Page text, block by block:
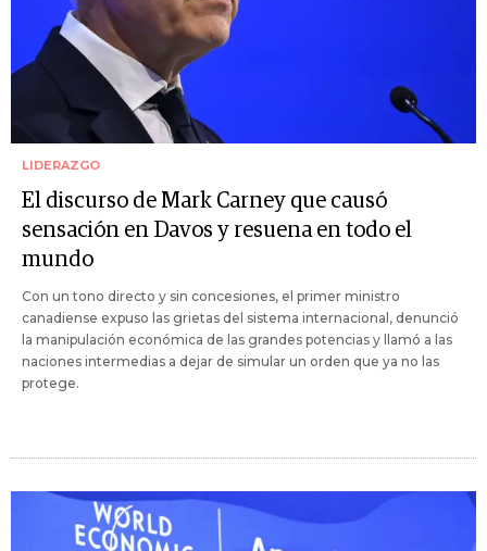
LIDERAZGO
El discurso de Mark Carney que causó
sensación en Davos y resuena en todo el
mundo
Con un tono directo y sin concesiones, el primer ministro
canadiense expuso las grietas del sistema internacional, denunció
la manipulación económica de las grandes potencias y llamó a las
naciones intermedias a dejar de simular un orden que ya no las
protege.